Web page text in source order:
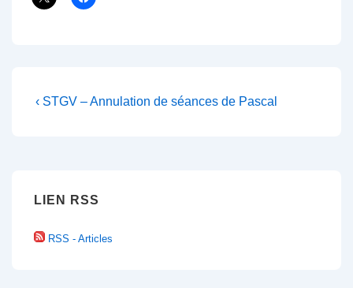
Navigation
Previous
‹ STGV – Annulation de séances de Pascal
LIEN RSS
RSS - Articles